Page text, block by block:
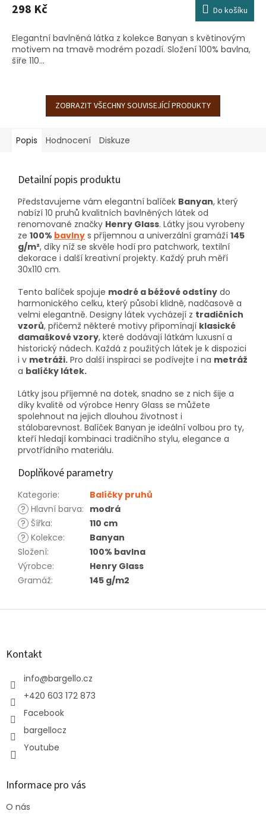
298 Kč Do košíku
Elegantní bavlněná látka z kolekce Banyan s květinovým
motivem na tmavě modrém pozadí. Složení 100% bavlna,
šíře 110...
ZOBRAZIT VŠECHNY SOUVISEJÍCÍ PRODUKTY
Popis Hodnocení Diskuze
Detailní popis produktu
Představujeme vám elegantní balíček Banyan, který
nabízí 10 pruhů kvalitních bavlněných látek od
renomované značky Henry Glass. Látky jsou vyrobeny
ze 100% bavlny s příjemnou a univerzální gramáží 145
g/m², díky níž se skvěle hodí pro patchwork, textilní
dekorace i další kreativní projekty. Každý pruh měří
30x110 cm.
Tento balíček spojuje modré a béžové odstíny do
harmonického celku, který působí klidně, nadčasově a
velmi elegantně. Designy látek vycházejí z tradičních
vzorů, přičemž některé motivy připomínají klasické
damaškové vzory, které dodávají látkám luxusní a
historický nádech. Každá z použitých látek je k dispozici
i v metráži. Pro další inspiraci se podívejte i na metráž
a balíčky látek.
Látky jsou příjemné na dotek, snadno se z nich šije a
díky kvalitě od výrobce Henry Glass se můžete
spolehnout na jejich dlouhou životnost i
stálobarevnost. Balíček Banyan je ideální volbou pro ty,
kteří hledají kombinaci tradičního stylu, elegance a
prvotřídního materiálu.
Doplňkové parametry
Kategorie:
Balíčky pruhů
? Hlavní barva: modrá
? Šířka:
110 cm
? Kolekce:
Banyan
Složení:
100% bavlna
Výrobce:
Henry Glass
Gramáž: 145 g/m2
Z
Kontakt
info@bargello.cz
+420 603 172 873
Facebook
bargellocz
Youtube
Informace pro vás
O nás